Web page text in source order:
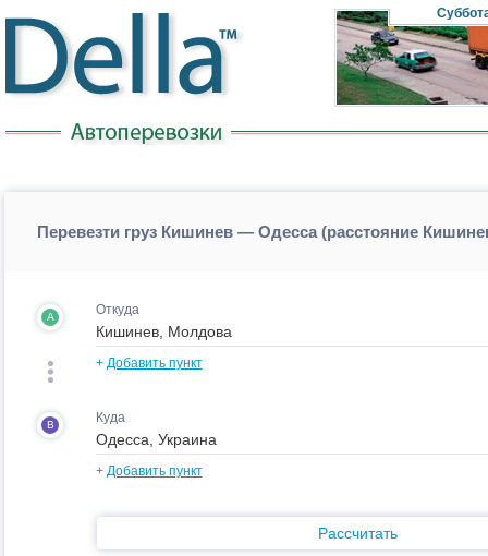
Перевезти груз Кишинев — Одесса (расстояние
A Откуда
+ Добавить пункт
B Куда
+ Добавить пункт
Рассчитать